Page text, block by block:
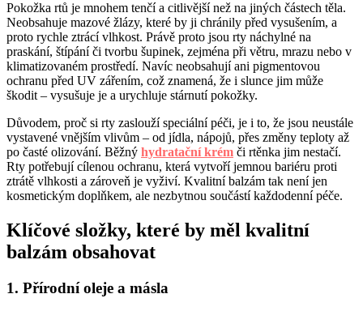
Pokožka rtů je mnohem tenčí a citlivější než na jiných částech těla.
Neobsahuje mazové žlázy, které by ji chránily před vysušením, a
proto rychle ztrácí vlhkost. Právě proto jsou rty náchylné na
praskání, štípání či tvorbu šupinek, zejména při větru, mrazu nebo v
klimatizovaném prostředí. Navíc neobsahují ani pigmentovou
ochranu před UV zářením, což znamená, že i slunce jim může
škodit – vysušuje je a urychluje stárnutí pokožky.
Důvodem, proč si rty zaslouží speciální péči, je i to, že jsou neustále
vystavené vnějším vlivům – od jídla, nápojů, přes změny teploty až
po časté olizování. Běžný hydratační krém či rtěnka jim nestačí.
Rty potřebují cílenou ochranu, která vytvoří jemnou bariéru proti
ztrátě vlhkosti a zároveň je vyživí. Kvalitní balzám tak není jen
kosmetickým doplňkem, ale nezbytnou součástí každodenní péče.
Klíčové složky, které by měl kvalitní
balzám obsahovat
1. Přírodní oleje a másla